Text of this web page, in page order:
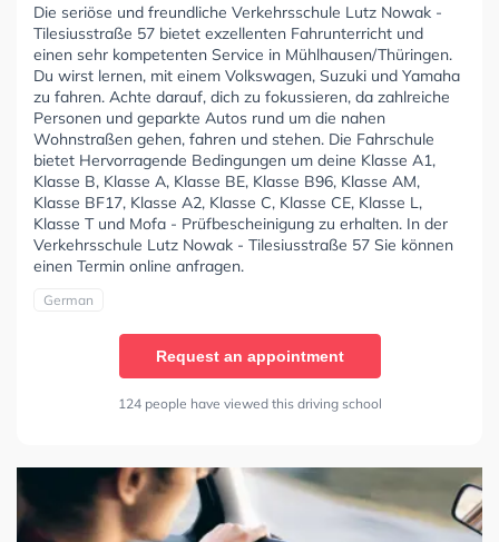
Die seriöse und freundliche Verkehrsschule Lutz Nowak -
Tilesiusstraße 57 bietet exzellenten Fahrunterricht und
einen sehr kompetenten Service in Mühlhausen/Thüringen.
Du wirst lernen, mit einem Volkswagen, Suzuki und Yamaha
zu fahren. Achte darauf, dich zu fokussieren, da zahlreiche
Personen und geparkte Autos rund um die nahen
Wohnstraßen gehen, fahren und stehen. Die Fahrschule
bietet Hervorragende Bedingungen um deine Klasse A1,
Klasse B, Klasse A, Klasse BE, Klasse B96, Klasse AM,
Klasse BF17, Klasse A2, Klasse C, Klasse CE, Klasse L,
Klasse T und Mofa - Prüfbescheinigung zu erhalten. In der
Verkehrsschule Lutz Nowak - Tilesiusstraße 57 Sie können
einen Termin online anfragen.
German
Request an appointment
124 people have viewed this driving school